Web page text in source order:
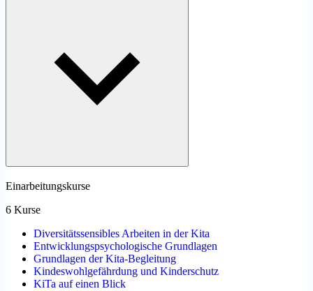
Einarbeitungskurse
6 Kurse
Diversitätssensibles Arbeiten in der Kita
Entwicklungspsychologische Grundlagen
Grundlagen der Kita-Begleitung
Kindeswohlgefährdung und Kinderschutz
KiTa auf einen Blick